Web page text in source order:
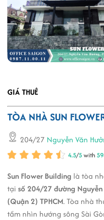
GIÁ THUÊ
TÒA NHÀ SUN
204/27 Nguyễn Văn
4.5/5with
Sun Flower Building là tòa
tại số 204/27 đường Nguyễn
(Quận 2) TPHCM. Tòa nhà
tầm nhìn hướng sông Sài